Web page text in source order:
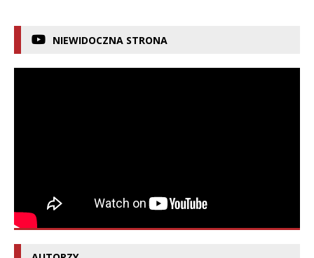
NIEWIDOCZNA STRONA